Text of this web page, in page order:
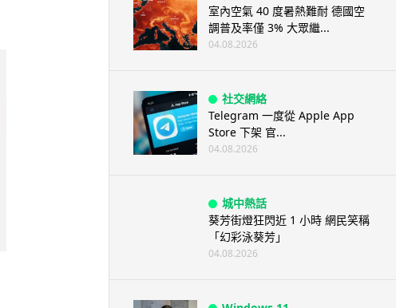
室內空氣 40 度暑熱難耐 德國空
調普及率僅 3% 大眾繼...
04.08.2026
社交網絡
Telegram 一度從 Apple App
Store 下架 官...
04.08.2026
城中熱話
葵芳街燈狂閃近 1 小時 網民笑稱
「幻彩泳葵芳」
04.08.2026